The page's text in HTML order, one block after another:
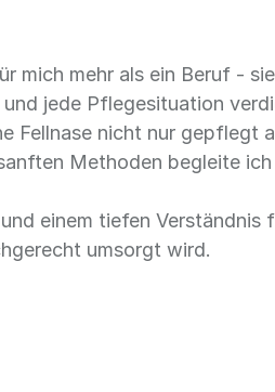
mich mehr als ein Beruf -
jede Pflegesituation
Fellnase nicht nur
Methoden begleite
einem tiefen
umsorgt wird.